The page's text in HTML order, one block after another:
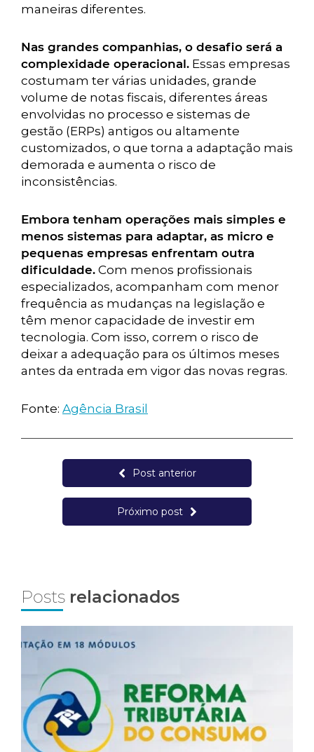
maneiras diferentes.
Nas grandes companhias, o desafio será a
complexidade operacional. Essas empresas
costumam ter várias unidades, grande
volume de notas fiscais, diferentes áreas
envolvidas no processo e sistemas de
gestão (ERPs) antigos ou altamente
customizados, o que torna a adaptação mais
demorada e aumenta o risco de
inconsistências.
Embora tenham operações mais simples e
menos sistemas para adaptar, as micro e
pequenas empresas enfrentam outra
dificuldade. Com menos profissionais
especializados, acompanham com menor
frequência as mudanças na legislação e
têm menor capacidade de investir em
tecnologia. Com isso, correm o risco de
deixar a adequação para os últimos meses
antes da entrada em vigor das novas regras.
Fonte: Agência Brasil
Post anterior
Próximo post
Posts relacionados